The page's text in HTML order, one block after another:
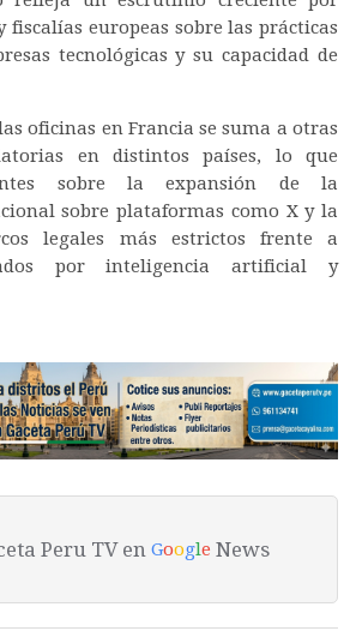
fiscalías europeas sobre las prácticas
tecnológicas y su capacidad de
oficinas en Francia se suma a otras
en distintos países, lo que
sobre la expansión de la
sobre plataformas como X y la
legales más estrictos frente a
por inteligencia artificial y
Peru TV en Google News